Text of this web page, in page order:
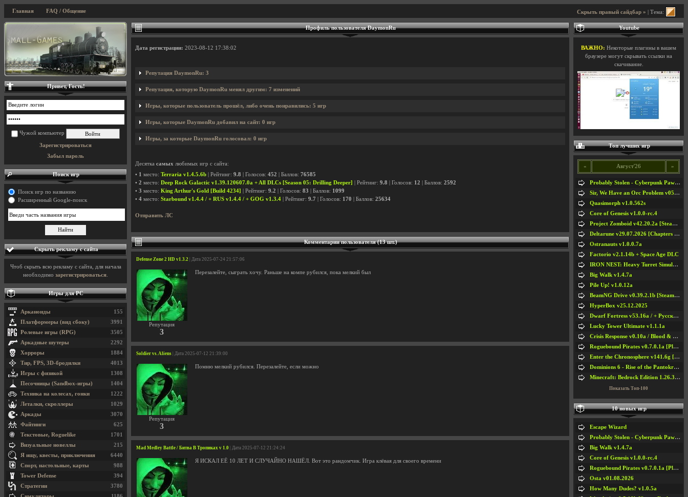
Скрыть правый сайдбар » | Тема:
Главная FAQ / Общение
Профиль пользователя DaymonRu
Дата регистрации: 2023-08-12 17:38:02
Репутация DaymonRu: 3
Репутация, которую DaymonRu менял другим: 7 изменений
Игры, которые пользователь прошёл, либо очень понравились: 5 игр
Игры, которые DaymonRu добавил на сайт: 0 игр
Игры, за которые DaymonRu голосовал: 0 игр
Десятка самых любимых игр с сайта:
• 1 место: Terraria v1.4.5.6b | Рейтинг: 9.8 | Голосов: 452 | Баллов: 76585
• 2 место: Deep Rock Galactic v1.39.120607.0a + All DLCs [Season 05: Drilling Deeper] | Рейтинг: 9.8 | Голосов: 12 | Баллов: 2592
• 3 место: King Arthur's Gold [Build 4234] | Рейтинг: 9.2 | Голосов: 83 | Баллов: 1099
• 4 место: Starbound v1.4.4 / + RUS v1.4.4 / + GOG v1.3.4 | Рейтинг: 9.7 | Голосов: 170 | Баллов: 25634
Отправить ЛС
Комментарии пользователя (13 шт.)
Defense Zone 2 HD v1.3.2 | Дата 2025-07-24 21:57:06
Репутация
3
Перезалейте, сыграть хочу. Раньше на компе рубился, пока мелкий был
Soldier vs. Aliens | Дата 2025-07-12 21:39:00
Репутация
3
Помню мелкий рубился. Перезалейте, если можно
Mad Medley Battle / Битва В Тропиках v 1.0 | Дата 2025-07-12 21:24:24
Я ИСКАЛ ЕЁ 10 ЛЕТ И СЛУЧАЙНО НАШЁЛ. Вот это рандомчик. Игра клёвая для своего времени
Привет, Гость!
Чужой компьютер
Зарегистрироваться
Забыл пароль
Поиск игр
Поиск игр по названию
Расширенный Google-поиск
Скрыть рекламу с сайта
Чтоб скрыть всю рекламу с сайта, для начала
необходимо зарегистрироваться
Игры для PC
155
Арканоиды
3991
Платформеры (вид сбоку)
3505
Ролевые игры (RPG)
2292
Аркадные шутеры
1884
Хорроры
4013
Тир, FPS, 3D-бродилки
1308
Игры с физикой
1404
Песочницы (Sandbox-игры)
1222
Техника на колесах, гонки
1029
Леталки, скроллеры
3070
Аркады
625
Файтинги
1701
Текстовые, Roguelike
215
Визуальные новеллы
6440
Я ищу, квесты, приключения
988
Спорт, настольные, карты
394
Tower Defense
3780
Стратегии
Youtube
ВАЖНО: Некоторые плагины в вашем
браузере могут скрывать ссылки на
скачивание.
Топ лучших игр
« Август'26 »
Probably Stolen - Cyberpunk Pawnshop Simulator v048c [Playtest]
Sir, We Have an Orc Problem v05.08.2026
Quasimorph v1.0.562s
Core of Genesis v1.0.0-rc.4
Project Zomboid v42.20.2a [Steam Early Access]
Deltarune v29.07.2026 [Chapters 1-5] / + RUS [Chapters 1-5]
Ostranauts v1.0.0.7a
Factorio v2.1.14b + Space Age DLC
IRON NEST: Heavy Turret Simulator v1.0a
Big Walk v1.4.7a
Pile Up! v1.0.12a
BeamNG Drive v0.39.2.1b [Steam Early Access]
HyperBox v25.12.2025
Dwarf Fortress v53.16a / + Русская Версия v50.12a
Lucky Tower Ultimate v1.1.1a
Crisis Response v0.10a / Blood & Bullet
Roguebound Pirates v0.7.0.1a [Playtest]
Enter the Chronosphere v141.6g [Steam Early Access]
Dominions 6 - Rise of the Pantokrator v6.35a
Minecraft: Bedrock Edition 1.26.33.1a / + TLauncher v2.89
Показать Топ-100
10 новых игр
Escape Wizard
Probably Stolen - Cyberpunk Pawnshop Simulator v048c [Playtest]
Big Walk v1.4.7a
Core of Genesis v1.0.0-rc.4
Roguebound Pirates v0.7.0.1a [Playtest]
Osta v01.08.2026
How Many Dudes? v1.0.5a